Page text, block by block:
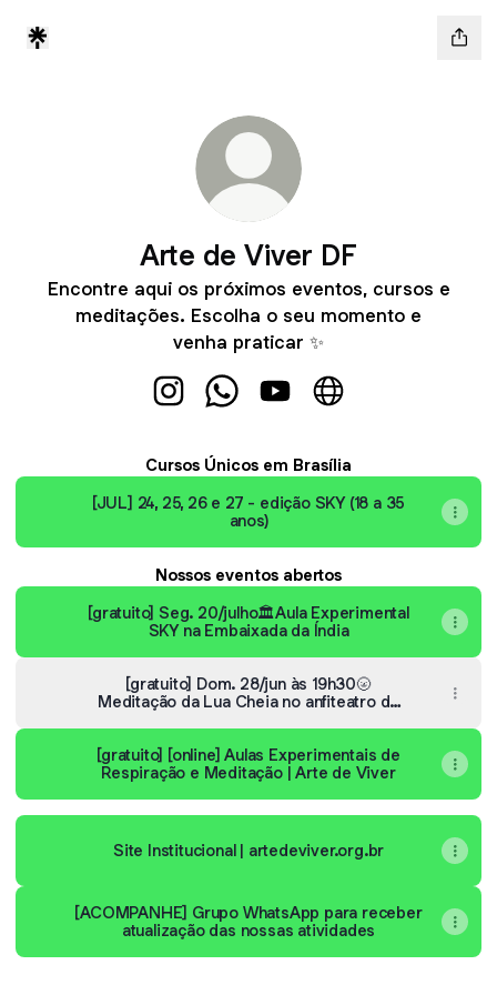
Arte de Viver DF
Encontre aqui os próximos eventos, cursos e
meditações. Escolha o seu momento e
venha praticar ✨
Cursos Únicos em Brasília
[JUL] 24, 25, 26 e 27 - edição SKY (18 a 35
anos)
Nossos eventos abertos
[gratuito] Seg. 20/julho🏛️Aula Experimental
SKY na Embaixada da Índia
[gratuito] Dom. 28/jun às 19h30🌝
Meditação da Lua Cheia no anfiteatro do
[gratuito] [online] Aulas Experimentais de
Respiração e Meditação | Arte de Viver
Site Institucional | artedeviver.org.br
[ACOMPANHE] Grupo WhatsApp para receber
atualização das nossas atividades